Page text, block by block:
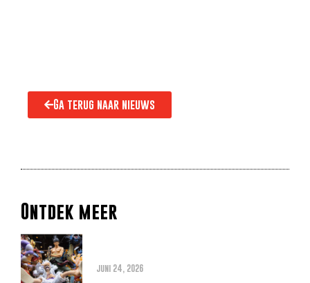
Ga terug naar nieuws
Ontdek meer
juni 24, 2026